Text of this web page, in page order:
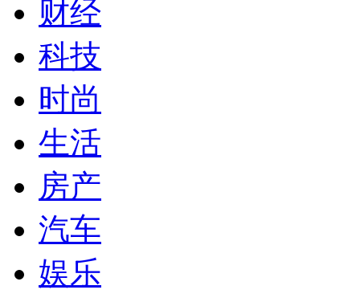
财经
科技
时尚
生活
房产
汽车
娱乐